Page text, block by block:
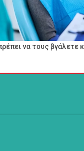
να τους βγάλετε